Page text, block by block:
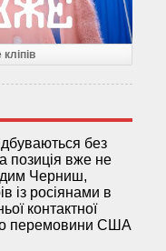
без
позиція вже не
Черниш,
із росіянами в
контактної
перемовини США